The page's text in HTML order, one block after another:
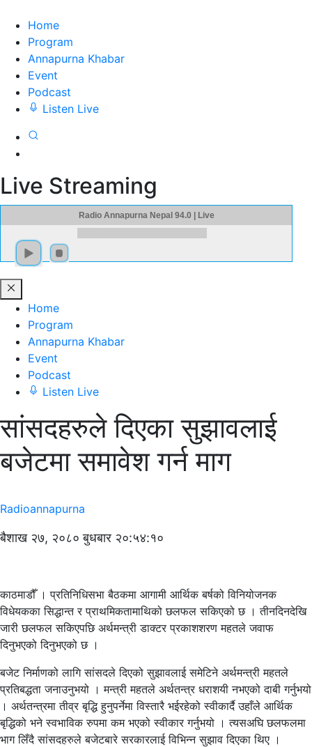
Home
Program
Annapurna Khabar
Event
Podcast
Listen Live
Live Streaming
Radio Annapurna Nepal 94.0 | Live
Home
Program
Annapurna Khabar
Event
Podcast
Listen Live
सांसदहरुले दिएका सुझावलाई
बजेटमा समावेश गर्न माग
Radioannapurna
बैशाख २७, २०८० बुधबार २०:५४:१०
काठमाडौँ । प्रतिनिधिसभा बैठकमा आगामी आर्थिक बर्षको विनियोजनक
विधेयकका सिद्धान्त र प्राथमिकतामाथिको छलफल सकिएको छ । तीनदिनदेखि
जारी छलफल सकिएपछि अर्थमन्त्री डाक्टर प्रकाशशरण महतले जवाफ
दिनुभएको दिनुभएको छ ।
बजेट निर्माणको लागि सांसदले दिएको सुझावलाई समेटिने अर्थमन्त्री महतले
प्रतिबद्धता जनाउनुभयो । मन्त्री महतले अर्थतन्त्र धराशयी नभएको दाबी गर्नुभयो
। अर्थतन्त्रमा तीव्र बृद्धि हुनुपर्नेमा विस्तारै भईरहेको स्वीकार्दै उहाँले आर्थिक
बृद्धिको भने स्वभाविक रुपमा कम भएको स्वीकार गर्नुभयो । त्यसअघि छलफलमा
भाग लिँदै सांसदहरुले बजेटबारे सरकारलाई विभिन्न सुझाव दिएका थिए ।